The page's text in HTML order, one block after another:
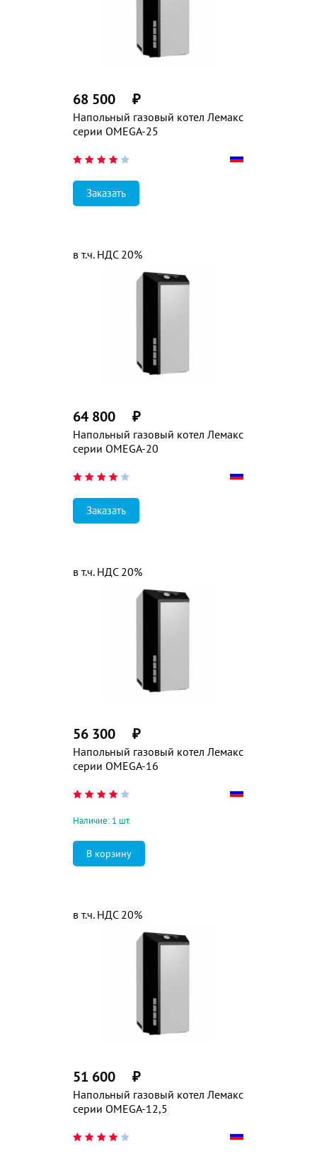
Напольный газовый котел Лемакс
серии OMEGA-25
68 500 ₽
Заказать
Напольный газовый котел Лемакс
серии OMEGA-20
64 800 ₽
в т.ч. НДС 20%
Заказать
Напольный газовый котел Лемакс
серии OMEGA-16
56 300 ₽
в т.ч. НДС 20%
Наличие: 1 шт.
Напольный газовый котел Лемакс
серии OMEGA-12,5
51 600 ₽
в т.ч. НДС 20%